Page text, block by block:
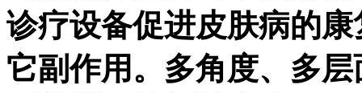
诊疗设备促进皮肤病的
它副作用。多角度、多